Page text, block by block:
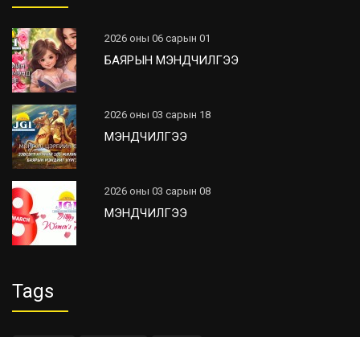
2026 оны 06 сарын 01
БАЯРЫН МЭНДЧИЛГЭЭ
2026 оны 03 сарын 18
МЭНДЧИЛГЭЭ
2026 оны 03 сарын 08
МЭНДЧИЛГЭЭ
Tags